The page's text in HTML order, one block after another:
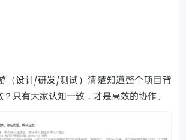
（设计/研发/测试）清楚知道整个项目背
只有大家认知一致，才是高效的协作。